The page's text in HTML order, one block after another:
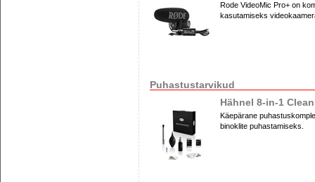
Rode VideoMic Pro+ on
kasutamiseks
Puhastustarvikud
Hähnel 8-in-1
Käepärane
binoklite puhastamiseks.